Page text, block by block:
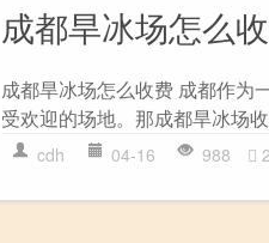
成都旱冰场怎么
成都旱冰场怎么收费 成都作为
受欢迎的场地。那成都旱冰场
cdh 04-16 988